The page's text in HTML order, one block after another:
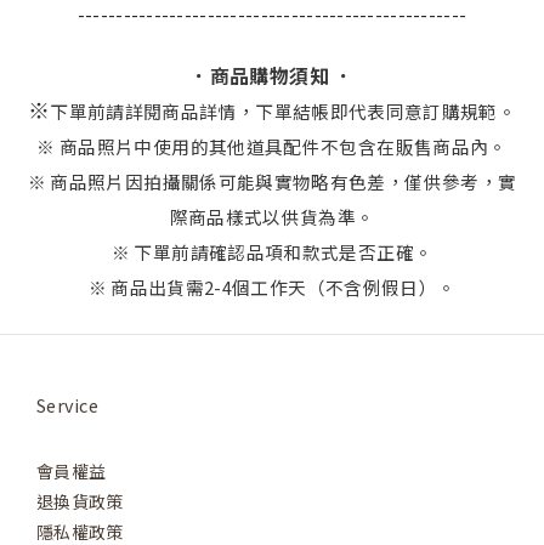
---------------------------------------------------
．商品購物須知 ．
※下單前請詳閱商品詳情，下單結帳即代表同意訂購規範。
※ 商品照片中使用的其他道具配件不包含在販售商品內。
※ 商品照片因拍攝關係可能與實物略有色差，僅供參考，實
際商品樣式以供貨為準。
※ 下單前請確認品項和款式是否正確。
※ 商品出貨需2-4個工作天（不含例假日）。
Service
會員權益
退換貨政策
隱私權政策